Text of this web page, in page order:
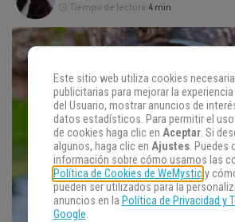
Tiempo de lectura:4 min
Este sitio web utiliza cookies
publicitarias para mejorar la
del Usuario, mostrar anuncios de
datos estadísticos. Para permitir el
de cookies haga clic en Aceptar. Si
algunos, haga clic en Ajustes. Puedes
información sobre cómo usamos las
Política de Cookies de WeMysticy
pueden ser utilizados para la
anuncios en la Política de Privacidad y
Google.